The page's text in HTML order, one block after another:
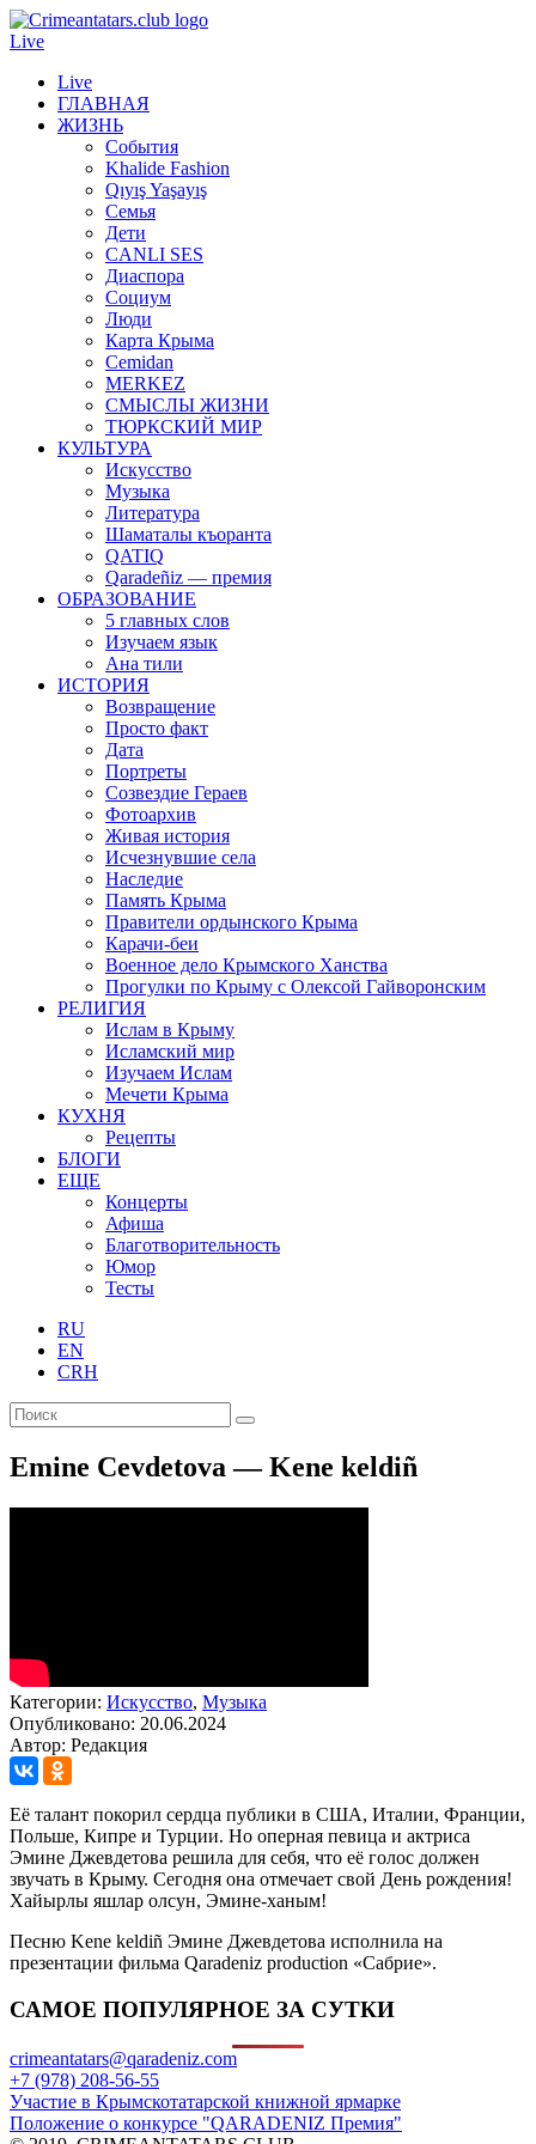
Live
Live
ГЛАВНАЯ
ЖИЗНЬ
События
Khalide Fashion
Qıyış Yaşayış
Семья
Дети
CANLI SES
Диаспора
Социум
Люди
Карта Крыма
Cemidan
МERKEZ
СМЫСЛЫ ЖИЗНИ
ТЮРКСКИЙ МИР
КУЛЬТУРА
Искусство
Музыка
Литература
Шаматалы къоранта
QATIQ
Qaradeñiz — премия
ОБРАЗОВАНИЕ
5 главных слов
Изучаем язык
Ана тили
ИСТОРИЯ
Возвращение
Просто факт
Дата
Портреты
Созвездие Гераев
Фотоархив
Живая история
Исчезнувшие села
Наследие
Память Крыма
Правители ордынского Крыма
Карачи-беи
Военное дело Крымского Ханства
Прогулки по Крыму с Олексой Гайворонским
РЕЛИГИЯ
Ислам в Крыму
Исламский мир
Изучаем Ислам
Мечети Крыма
КУХНЯ
Рецепты
БЛОГИ
ЕЩЕ
Концерты
Афиша
Благотворительность
Юмор
Тесты
RU
EN
CRH
Emine Cevdetova — Kene keldiñ
Категории: Искусство, Музыка
Опубликовано: 20.06.2024
Автор: Редакция
Её талант покорил сердца публики в США, Италии, Франции,
Польше, Кипре и Турции. Но оперная певица и актриса
Эмине Джевдетова решила для себя, что её голос должен
звучать в Крыму. Сегодня она отмечает свой День рождения!
Хайырлы яшлар олсун, Эмине-ханым!
Песню Kene keldiñ Эмине Джевдетова исполнила на
презентации фильма Qaradeniz production «Сабрие».
САМОЕ ПОПУЛЯРНОЕ ЗА СУТКИ
crimeantatars@qaradeniz.com
+7 (978) 208-56-55
Участие в Крымскотатарской книжной ярмарке
Положение о конкурсе "QARADENIZ Премия"